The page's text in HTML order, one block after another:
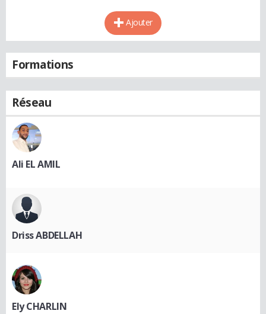
Ajouter
Formations
Réseau
Ali EL AMIL
Driss ABDELLAH
Ely CHARLIN